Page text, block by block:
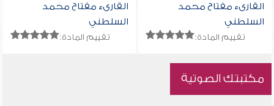
القارىء مفتاح محمد
السلطني
تقييم المادة:
القارىء مفتاح محمد
السلطني
تقييم المادة:
مكتبتك الصوتية